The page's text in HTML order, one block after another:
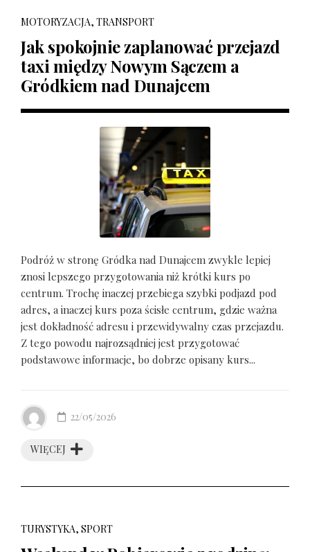
MOTORYZACJA, TRANSPORT
Jak spokojnie zaplanować przejazd
taxi między Nowym Sączem a
Gródkiem nad Dunajcem
Podróż w stronę Gródka nad Dunajcem zwykle lepiej
znosi lepszego przygotowania niż krótki kurs po
centrum. Trochę inaczej przebiega szybki podjazd pod
adres, a inaczej kurs poza ścisłe centrum, gdzie ważna
jest dokładność adresu i przewidywalny czas przejazdu.
Z tego powodu najrozsądniej jest przygotować
podstawowe informacje, bo dobrze opisany kurs...
WIĘCEJ
22/05/2026
TURYSTYKA, SPORT